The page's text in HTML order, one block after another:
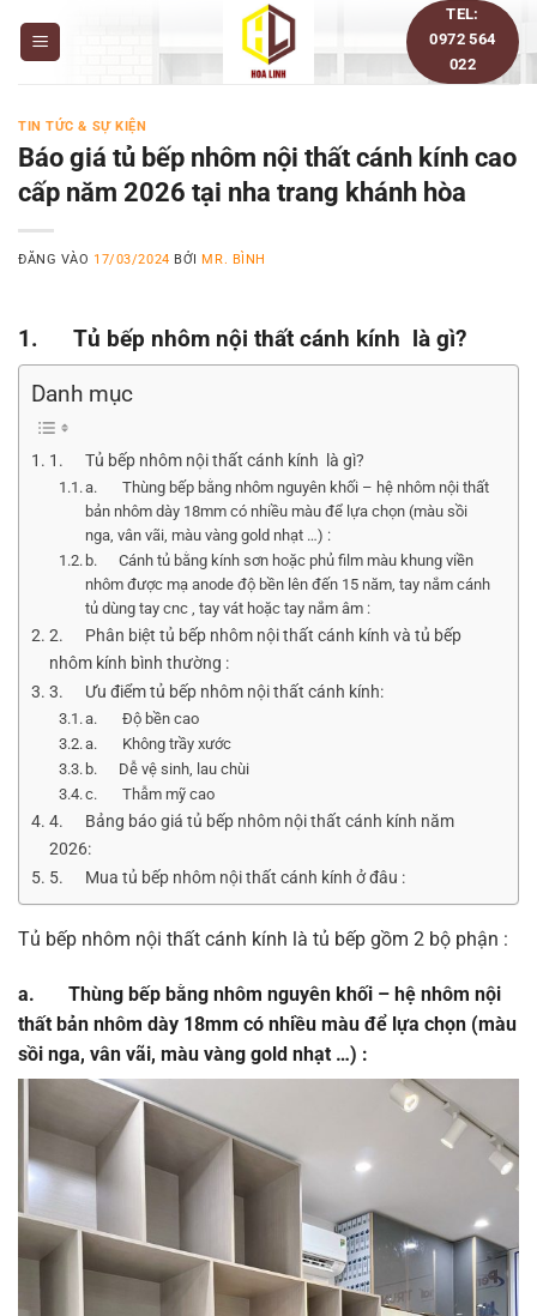
TEL:
0972 564
022
TIN TỨC & SỰ KIỆN
Báo giá tủ bếp nhôm nội thất cánh kính cao
cấp năm 2026 tại nha trang khánh hòa
ĐĂNG VÀO 17/03/2024 BỞIMR. BÌNH
1. Tủ bếp nhôm nội thất cánh kính là gì?
Danh mục
1. Tủ bếp nhôm nội thất cánh kính là gì?
a. Thùng bếp bằng nhôm nguyên khối – hệ nhôm nội thất
bản nhôm dày 18mm có nhiều màu để lựa chọn (màu sồi
nga, vân vãi, màu vàng gold nhạt …) :
b. Cánh tủ bằng kính sơn hoặc phủ film màu khung viền
nhôm được mạ anode độ bền lên đến 15 năm, tay nắm cánh
tủ dùng tay cnc , tay vát hoặc tay nắm âm :
2. Phân biệt tủ bếp nhôm nội thất cánh kính và tủ bếp
nhôm kính bình thường :
3. Ưu điểm tủ bếp nhôm nội thất cánh kính:
a. Độ bền cao
a. Không trầy xước
b. Dễ vệ sinh, lau chùi
c. Thẫm mỹ cao
4. Bảng báo giá tủ bếp nhôm nội thất cánh kính năm
2026:
5. Mua tủ bếp nhôm nội thất cánh kính ở đâu :
Tủ bếp nhôm nội thất cánh kính là tủ bếp gồm 2 bộ phận :
a. Thùng bếp bằng nhôm nguyên khối – hệ nhôm nội
thất bản nhôm dày 18mm có nhiều màu để lựa chọn (màu
sồi nga, vân vãi, màu vàng gold nhạt …) :